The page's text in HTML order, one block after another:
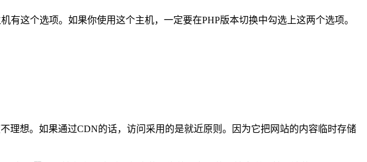
这个选项。如果你使用这个主机，一定要在PHP版本切换中勾选上这两个选项。
想。如果通过CDN的话，访问采用的是就近原则。因为它把网站的内容临时存储